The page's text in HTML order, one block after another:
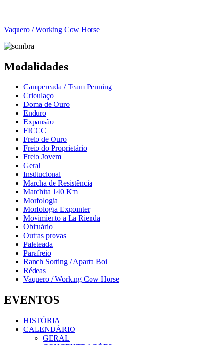
Vaquero / Working Cow Horse
Modalidades
Campereada / Team Penning
Crioulaço
Doma de Ouro
Enduro
Expansão
FICCC
Freio de Ouro
Freio do Proprietário
Freio Jovem
Geral
Institucional
Marcha de Resistência
Marchita 140 Km
Morfologia
Morfologia Expointer
Movimiento a La Rienda
Obituário
Outras provas
Paleteada
Parafreio
Ranch Sorting / Aparta Boi
Rédeas
Vaquero / Working Cow Horse
EVENTOS
HISTÓRIA
CALENDÁRIO
GERAL